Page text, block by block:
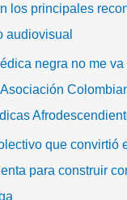
los principales
audiovisual
negra no me va
que convirtió
para construir